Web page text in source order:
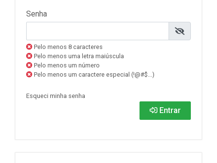
Senha
Pelo menos 8 caracteres
Pelo menos uma letra maiúscula
Pelo menos um número
Pelo menos um caractere especial (!@#$...)
Esqueci minha senha
Entrar